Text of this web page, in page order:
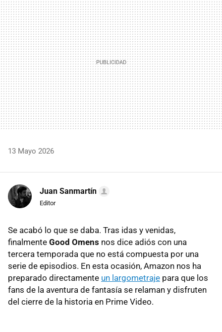
MAIL
13 Mayo 2026
Juan Sanmartín
Editor
Se acabó lo que se daba. Tras idas y venidas,
finalmente Good Omens nos dice adiós con una
tercera temporada que no está compuesta por una
serie de episodios. En esta ocasión, Amazon nos ha
preparado directamente un largometraje para que los
fans de la aventura de fantasía se relaman y disfruten
del cierre de la historia en Prime Video.